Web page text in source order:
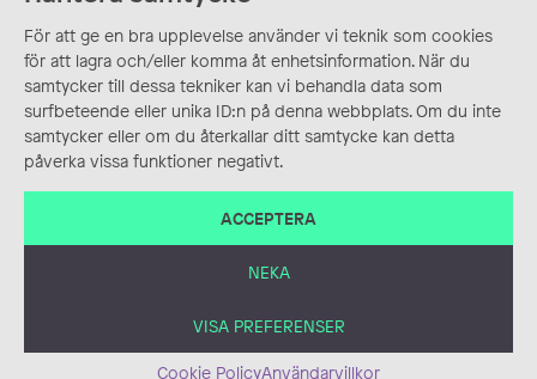
För att ge en bra upplevelse använder vi teknik som cookies
för att lagra och/eller komma åt enhetsinformation. När du
samtycker till dessa tekniker kan vi behandla data som
surfbeteende eller unika ID:n på denna webbplats. Om du inte
samtycker eller om du återkallar ditt samtycke kan detta
påverka vissa funktioner negativt.
ACCEPTERA
NEKA
VISA PREFERENSER
Cookie PolicyAnvändarvillkor
ANVÄNDARVILLKOR